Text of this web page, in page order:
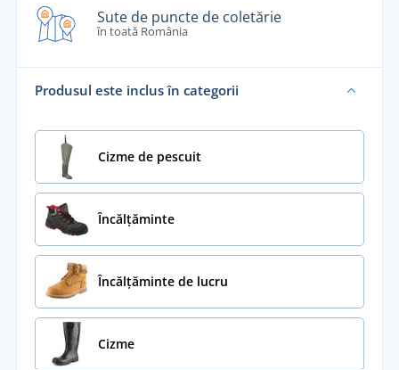
Sute de puncte de coletărie
în toată România
Produsul este inclus în categorii
Cizme de pescuit
Încălţăminte
Încălțăminte de lucru
Cizme